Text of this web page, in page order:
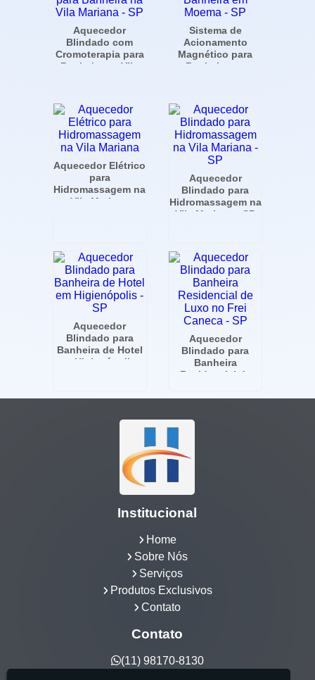
Aquecedor
Blindado com
Cromoterapia para
Banheira na Vila
Sistema de
Acionamento
Magnético para
Banheira em
Aquecedor Elétrico
para
Hidromassagem na
Vila Mariana
Aquecedor
Blindado para
Hidromassagem na
Vila Mariana - SP
Aquecedor
Blindado para
Banheira de Hotel
em Higienópolis -
Aquecedor
Blindado para
Banheira
Residencial de
Caneca - SP
Institucional
Home
Sobre Nós
Serviços
Produtos Exclusivos
Contato
Contato
(11) 98170-8130